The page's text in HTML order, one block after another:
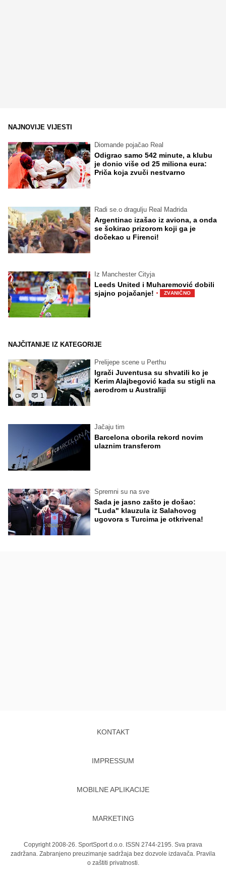
NAJNOVIJE VIJESTI
Diomande pojačao Real
Odigrao samo 542 minute, a klubu
je donio više od 25 miliona eura:
Priča koja zvuči nestvarno
Radi se.o dragulju Real Madrida
Argentinac izašao iz aviona, a onda
se šokirao prizorom koji ga je
dočekao u Firenci!
Iz Manchester Cityja
Leeds United i Muharemović dobili
sjajno pojačanje! · ZVANIČNO
NAJČITANIJE IZ KATEGORIJE
1
Prelijepe scene u Perthu
Igrači Juventusa su shvatili ko je
Kerim Alajbegović kada su stigli na
aerodrom u Australiji
Jačaju tim
Barcelona oborila rekord novim
ulaznim transferom
Spremni su na sve
Sada je jasno zašto je došao:
"Luda" klauzula iz Salahovog
ugovora s Turcima je otkrivena!
KONTAKT
IMPRESSUM
MOBILNE APLIKACIJE
MARKETING
Copyright 2008-26. SportSport d.o.o. ISSN 2744-2195. Sva prava
zadržana. Zabranjeno preuzimanje sadržaja bez dozvole izdavača. Pravila
o zaštiti privatnosti.